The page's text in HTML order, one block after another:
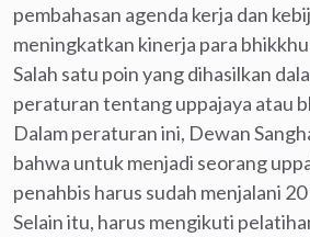
pembahasan agenda kerja dan
meningkatkan kinerja para
Salah satu poin yang dihasilkan
peraturan tentang uppajaya atau
Dalam peraturan ini, Dewan
bahwa untuk menjadi seorang
penahbis harus sudah menjalani
Selain itu, harus mengikuti